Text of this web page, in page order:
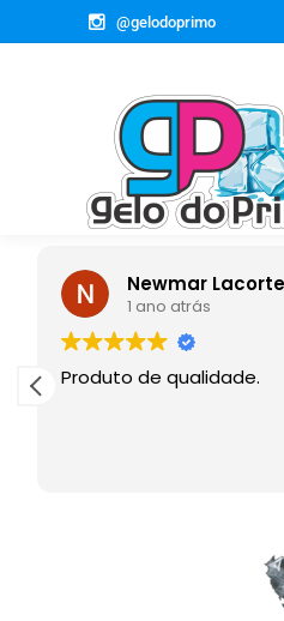
@gelodoprimo
Newmar Lacorte
1 ano atrás
Produto de qualidade.